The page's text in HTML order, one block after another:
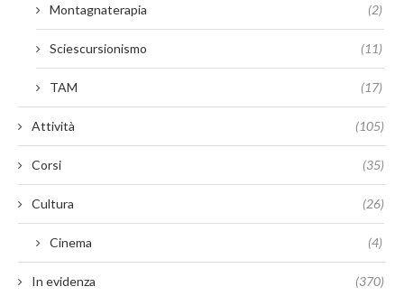
Montagnaterapia (2)
Sciescursionismo (11)
TAM (17)
Attività (105)
Corsi (35)
Cultura (26)
Cinema (4)
In evidenza (370)